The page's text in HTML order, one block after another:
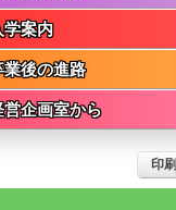
学案内
業後の進路
営企画室から
印刷